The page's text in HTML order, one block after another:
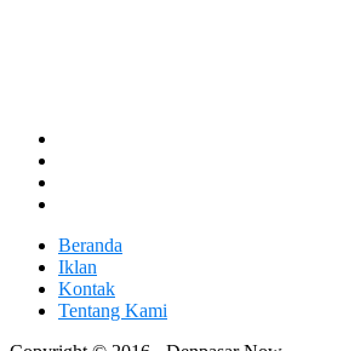
Beranda
Iklan
Kontak
Tentang Kami